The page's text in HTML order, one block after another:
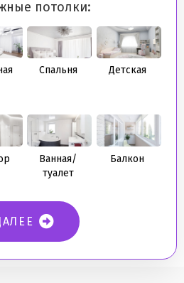
потолки:
Спальня Детская
Ванная/
туалет
Балкон